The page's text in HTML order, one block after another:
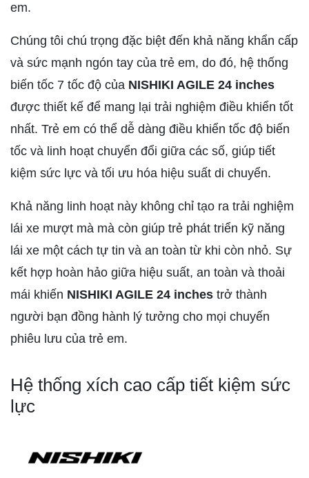
em.
Chúng tôi chú trọng đặc biệt đến khả năng khẩn cấp
và sức mạnh ngón tay của trẻ em, do đó, hệ thống
biến tốc 7 tốc độ của NISHIKI AGILE 24 inches
được thiết kế để mang lại trải nghiệm điều khiển tốt
nhất. Trẻ em có thể dễ dàng điều khiển tốc độ biến
tốc và linh hoạt chuyển đổi giữa các số, giúp tiết
kiệm sức lực và tối ưu hóa hiệu suất di chuyển.
Khả năng linh hoạt này không chỉ tạo ra trải nghiệm
lái xe mượt mà mà còn giúp trẻ phát triển kỹ năng
lái xe một cách tự tin và an toàn từ khi còn nhỏ. Sự
kết hợp hoàn hảo giữa hiệu suất, an toàn và thoải
mái khiến NISHIKI AGILE 24 inches trở thành
người bạn đồng hành lý tưởng cho mọi chuyến
phiêu lưu của trẻ em.
Hệ thống xích cao cấp tiết kiệm sức
lực